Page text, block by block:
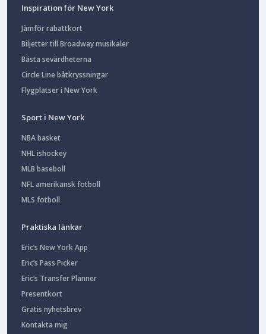
Inspiration för New York
Jämför rabattkort
Biljetter till Broadway musikaler
Bästa sevärdheterna
Circle Line båtkryssningar
Flygplatser i New York
Sport i New York
NBA basket
NHL ishockey
MLB baseboll
NFL amerikansk fotboll
MLS fotboll
Praktiska länkar
Eric’s New York App
Eric’s Pass Picker
Eric’s Transfer Planner
Presentkort
Gratis nyhetsbrev
Kontakta mig